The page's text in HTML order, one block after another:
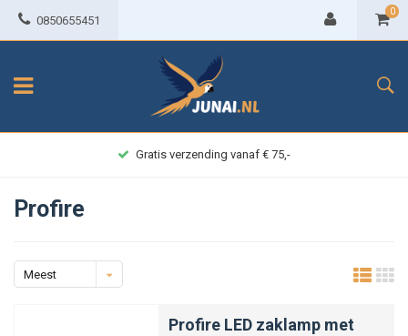
0850655451
0
Gratis verzending vanaf € 75,-
Profire
Meest
Profire LED zaklamp met